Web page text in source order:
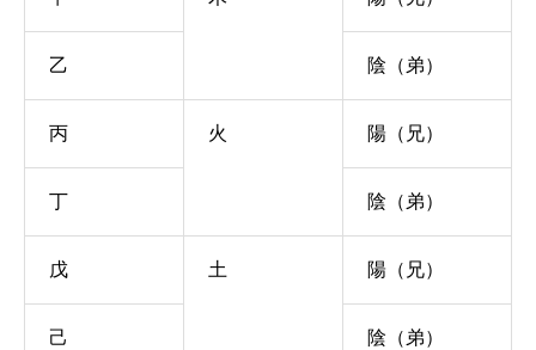
乙 陰（弟）
丙 火 陽（兄）
丁 陰（弟）
戊 土 陽（兄）
己 陰（弟）